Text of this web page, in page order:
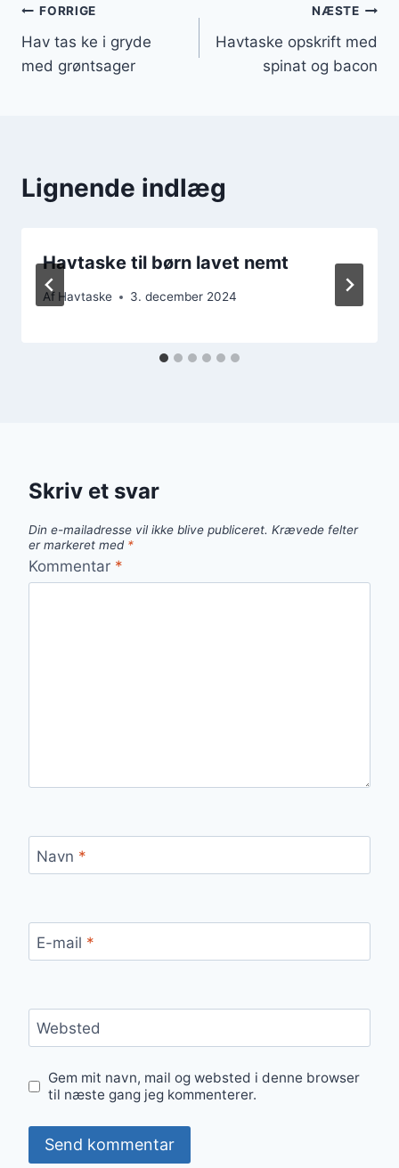
Indlægsnavigation
FORRIGE
Hav tas ke i gryde
med grøntsager
NÆSTE
Havtaske opskrift med
spinat og bacon
Lignende indlæg
Havtaske til børn lavet nemt
Af Havtaske 3. december 2024
Skriv et svar
Din e-mailadresse vil ikke blive publiceret. Krævede felter
er markeret med *
Kommentar *
Navn *
E-mail *
Websted
Gem mit navn, mail og websted i denne browser
til næste gang jeg kommenterer.